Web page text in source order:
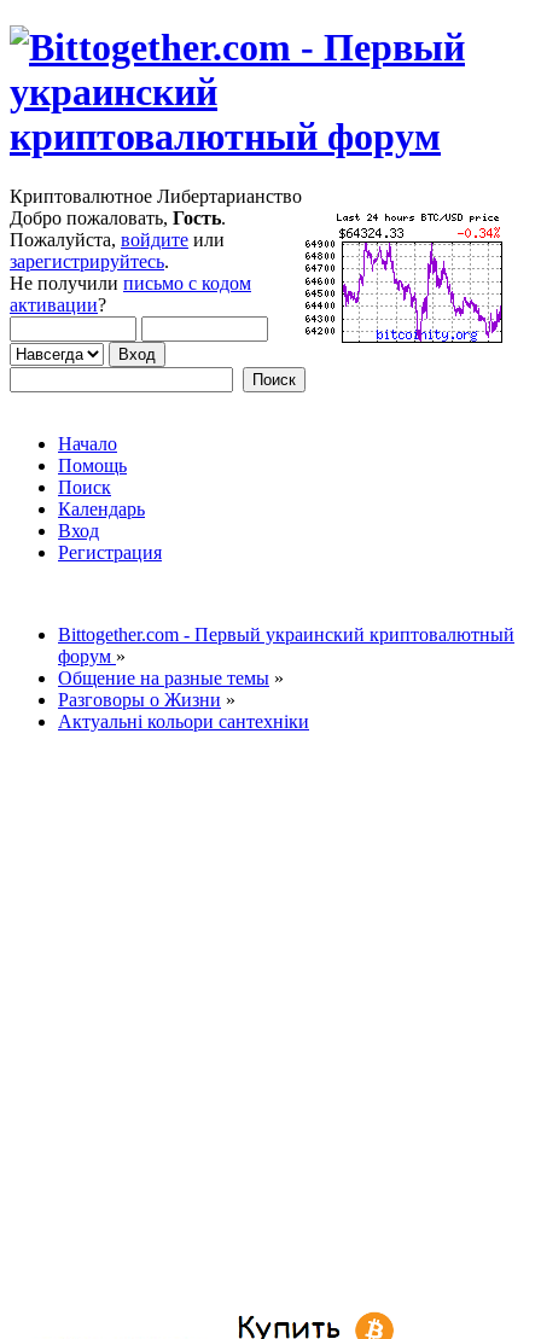
Криптовалютное Либертарианство
Добро пожаловать, Гость.
Пожалуйста, войдите или
зарегистрируйтесь.
Не получили письмо с кодом
активации?
Начало
Помощь
Поиск
Календарь
Вход
Регистрация
Bittogether.com - Первый украинский криптовалютный
форум »
Общение на разные темы »
Разговоры о Жизни »
Актуальні кольори сантехніки